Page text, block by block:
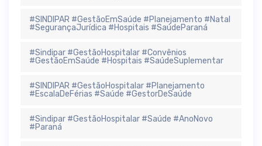
#SINDIPAR #GestãoEmSaúde #Planejamento #Natal
#SegurançaJurídica #Hospitais #SaúdeParaná
#Sindipar #GestãoHospitalar #Convênios
#GestãoEmSaúde #Hospitais #SaúdeSuplementar
#SINDIPAR #GestãoHospitalar #Planejamento
#EscalaDeFérias #Saúde #GestorDeSaúde
#Sindipar #GestãoHospitalar #Saúde #AnoNovo
#Paraná